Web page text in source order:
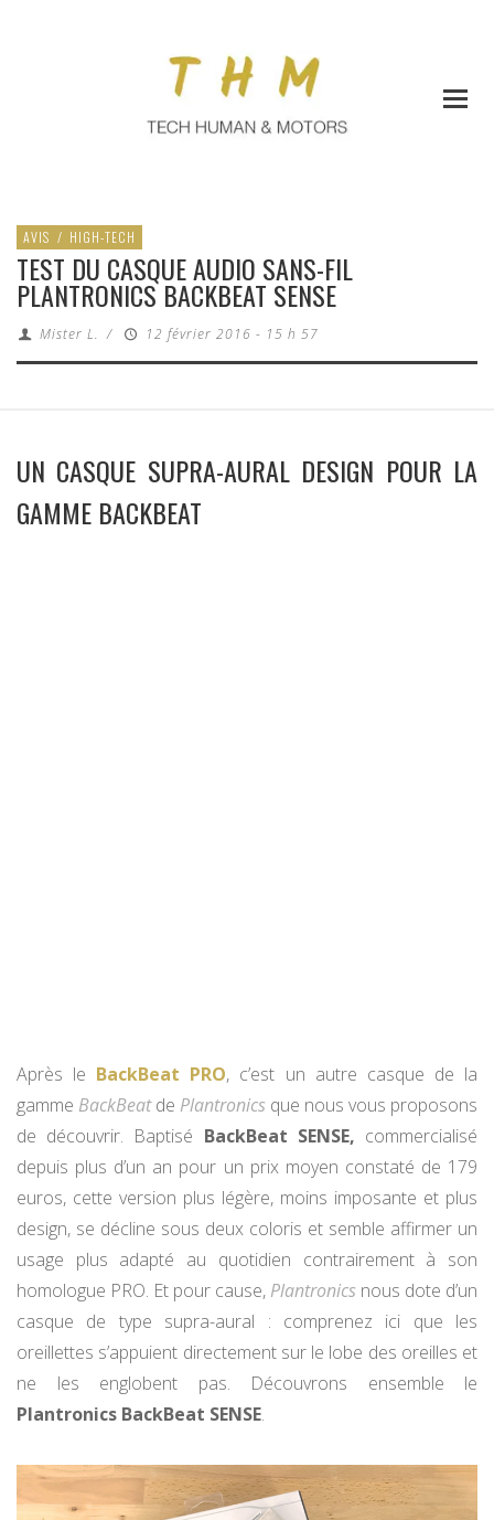
AVIS / HIGH-TECH
TEST DU CASQUE AUDIO SANS-FIL
PLANTRONICS BACKBEAT SENSE
Mister L. / 12 février 2016 - 15 h 57
UN CASQUE SUPRA-AURAL DESIGN POUR LA
GAMME BACKBEAT
Après le BackBeat PRO, c’est un autre casque de la
gamme BackBeatde Plantronics que nous vous proposons
de découvrir. Baptisé BackBeat SENSE, commercialisé
depuis plus d’un an pour un prix moyen constaté de 179
euros, cette version plus légère, moins imposante et plus
design, se décline sous deux coloris et semble affirmer un
usage plus adapté au quotidien contrairement à son
homologue PRO. Et pour cause, Plantronics nous dote d’un
casque de type supra-aural : comprenez ici que les
oreillettes s’appuient directement sur le lobe des oreilles et
ne les englobent pas. Découvrons ensemble le
Plantronics BackBeat SENSE.